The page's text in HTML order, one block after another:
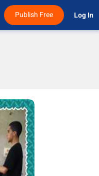
Publish Free Log In